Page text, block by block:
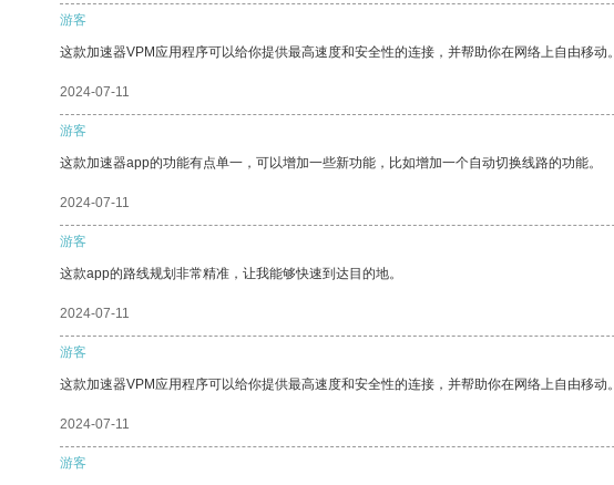
游客
这款加速器VPM应用程序可以给你提供最高速度和安全性的连接，并帮助你在网络上自由移动。
2024-07-11
游客
这款加速器app的功能有点单一，可以增加一些新功能，比如增加一个自动切换线路的功能。
2024-07-11
游客
这款app的路线规划非常精准，让我能够快速到达目的地。
2024-07-11
游客
这款加速器VPM应用程序可以给你提供最高速度和安全性的连接，并帮助你在网络上自由移动。
2024-07-11
游客